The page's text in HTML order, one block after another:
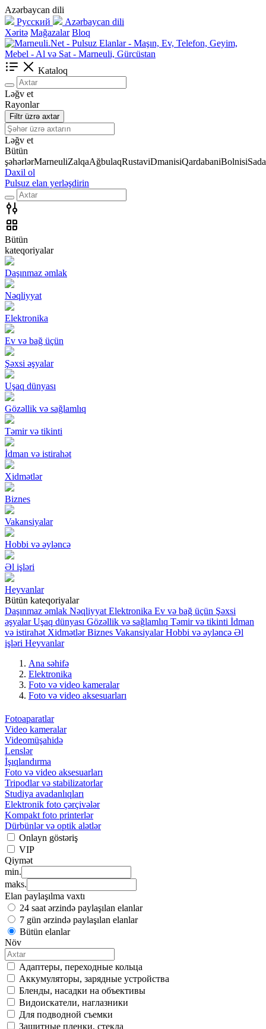
Azərbaycan dili
Русский
Azərbaycan dili
Xəritə Mağazalar Bloq
Kataloq
Ləğv et
Rayonlar
Filtr üzrə axtar
Ləğv et
Bütün
şəhərlərMarneuliZalqaAğbulaqRustaviDmanisiQardabaniBolnisi
Daxil ol
Pulsuz elan yerləşdirin
Bütün
kateqoriyalar
Daşınmaz əmlak
Nəqliyyat
Elektronika
Ev və bağ üçün
Şəxsi əşyalar
Uşaq dünyası
Gözəllik və sağlamlıq
Təmir və tikinti
İdman və istirahət
Xidmətlər
Biznes
Vakansiyalar
Hobbi və əyləncə
Əl işləri
Heyvanlar
Bütün kateqoriyalar
Daşınmaz əmlak Nəqliyyat Elektronika Ev və bağ üçün Şəxsi
əşyalar Uşaq dünyası Gözəllik və sağlamlıq Təmir və tikinti İdman
və istirahət Xidmətlər Biznes Vakansiyalar Hobbi və əyləncə Əl
işləri Heyvanlar
Ana səhifə
Elektronika
Foto və video kameralar
Foto və video aksesuarları
Fotoaparatlar
Video kameralar
Videomüşahidə
Lenslər
İşıqlandırma
Foto və video aksesuarları
Tripodlar və stabilizatorlar
Studiya avadanlıqları
Elektronik foto çərçivələr
Kompakt foto printerlər
Dürbünlər və optik alətlər
Onlayn göstəriş
VIP
Qiymət
min.
maks.
Elan paylaşılma vaxtı
24 saat ərzində paylaşılan elanlar
7 gün ərzində paylaşılan elanlar
Bütün elanlar
Növ
Адаптеры, переходные кольца
Аккумуляторы, зарядные устройства
Бленды, насадки на объективы
Видоискатели, наглазники
Для подводной съемки
Защитные пленки, стекла